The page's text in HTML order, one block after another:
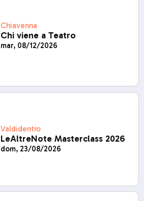
Chiavenna
Chi viene a Teatro
mar, 08/12/2026
Valdidentro
LeAltreNote Masterclass 2026
dom, 23/08/2026